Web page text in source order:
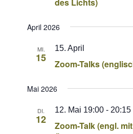
April 2026
MI.
15 Zoom-Talks
15. April
Mai 2026
DI.
12
Zoom-Talk (engl.
12. Mai 19:00 - 20:15